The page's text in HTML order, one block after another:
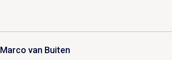
Marco van Buiten